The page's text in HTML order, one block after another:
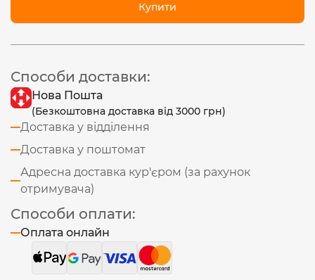
Купити
Способи доставки:
Нова Пошта
(Безкоштовна доставка від 3000 грн)
Доставка у відділення
Доставка у поштомат
Адресна доставка кур'єром (за рахунок
отримувача)
Способи оплати:
Оплата онлайн